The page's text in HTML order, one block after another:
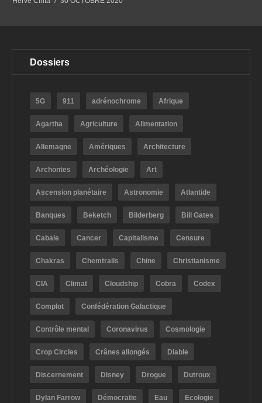
Dossiers
5G 911 adrénochrome Afrique
Agartha Agriculture Alimentation
Allemagne Amériques Architecture
Archontes Archéologie Art
Ascension planétaire Astronomie Atlantide
Banques Beketch Bilderberg Bill Gates
Cabale Cancer Capitalisme Censure
Chakras Chemtrails Chine Christianisme
CIA Climat Cloudship Cobra Codex
Complot Confédération Galactique
Contrôle mental Coronavirus Cosmologie
Crop Circles Crânes allongés Diable
Discernement Disney Drogue Dutroux
Dylan Farrow Démocratie Eau Ecologie